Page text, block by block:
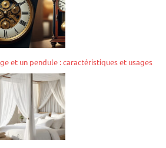
et un pendule : caractéristiques et usages